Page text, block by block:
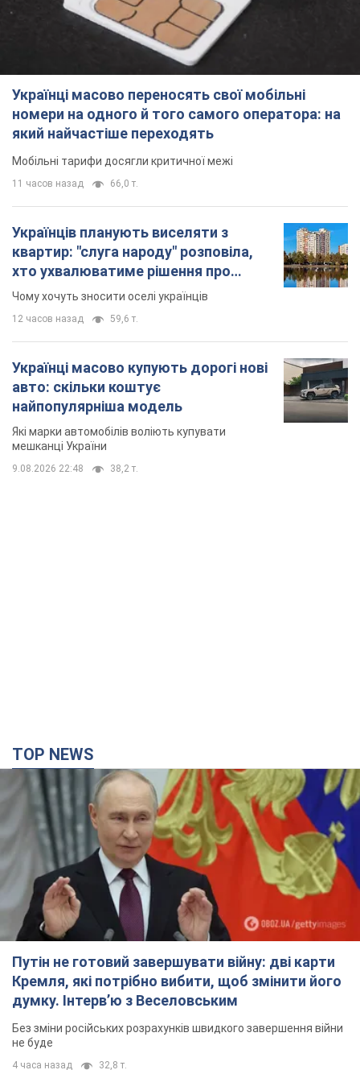
Українці масово переносять свої мобільні
номери на одного й того самого оператора: на
який найчастіше переходять
Мобільні тарифи досягли критичної межі
11 часов назад 66,0 т.
Українців планують виселяти з
квартир: "слуга народу" розповіла,
хто ухвалюватиме рішення про
знесення будинків
Чому хочуть зносити оселі українців
12 часов назад 59,6 т.
Українці масово купують дорогі нові
авто: скільки коштує
найпопулярніша модель
Які марки автомобілів воліють купувати
мешканці України
9.08.2026 22:48 38,2 т.
TOP NEWS
Путін не готовий завершувати війну: дві карти
Кремля, які потрібно вибити, щоб змінити його
думку. Інтерв’ю з Веселовським
Без зміни російських розрахунків швидкого завершення війни
не буде
4 часа назад 32,8 т.